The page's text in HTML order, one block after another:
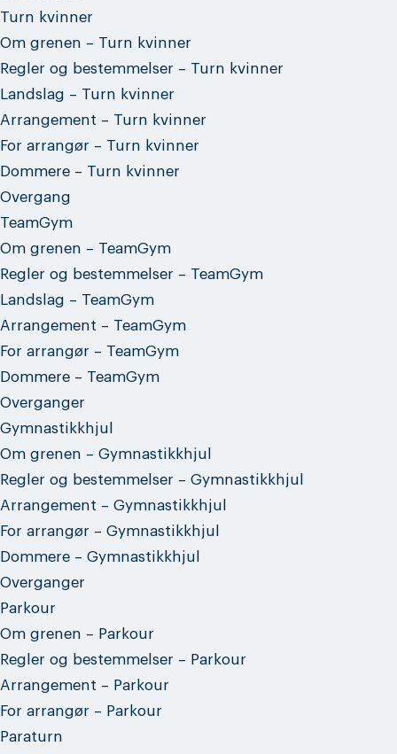
Turn kvinner
Om grenen – Turn kvinner
Regler og bestemmelser – Turn kvinner
Landslag – Turn kvinner
Arrangement – Turn kvinner
For arrangør – Turn kvinner
Dommere – Turn kvinner
Overgang
TeamGym
Om grenen – TeamGym
Regler og bestemmelser – TeamGym
Landslag – TeamGym
Arrangement – TeamGym
For arrangør – TeamGym
Dommere – TeamGym
Overganger
Gymnastikkhjul
Om grenen – Gymnastikkhjul
Regler og bestemmelser – Gymnastikkhjul
Arrangement – Gymnastikkhjul
For arrangør – Gymnastikkhjul
Dommere – Gymnastikkhjul
Overganger
Parkour
Om grenen – Parkour
Regler og bestemmelser – Parkour
Arrangement – Parkour
For arrangør – Parkour
Paraturn